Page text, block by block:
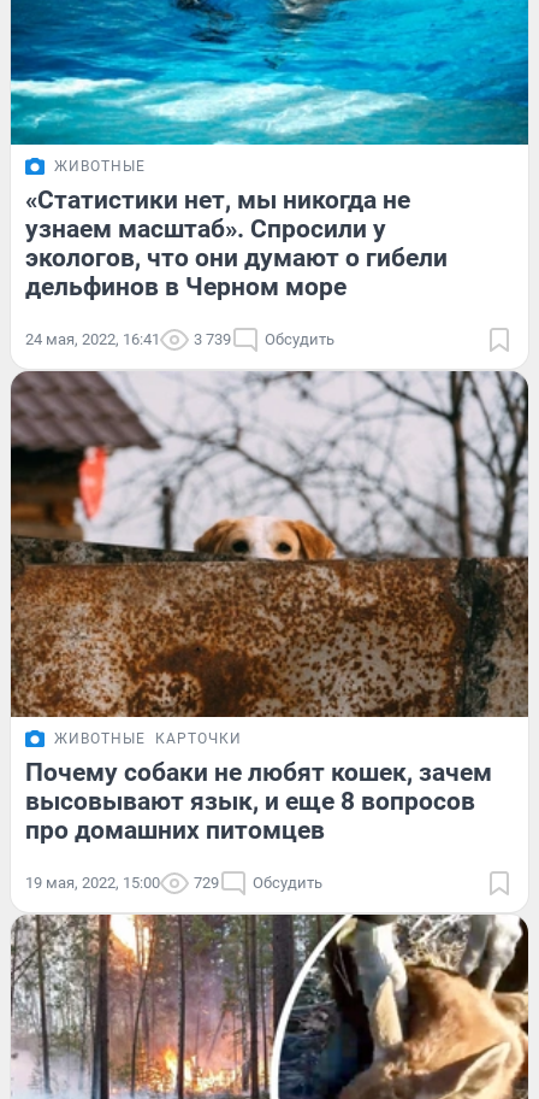
ЖИВОТНЫЕ
«Статистики нет, мы никогда не
узнаем масштаб». Спросили у
экологов, что они думают о гибели
дельфинов в Черном море
24 мая, 2022, 16:41 3 739 Обсудить
ЖИВОТНЫЕ КАРТОЧКИ
Почему собаки не любят кошек, зачем
высовывают язык, и еще 8 вопросов
про домашних питомцев
19 мая, 2022, 15:00 729 Обсудить